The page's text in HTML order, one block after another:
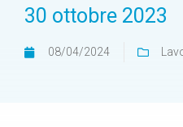
30 ottobre 2023
08/04/2024